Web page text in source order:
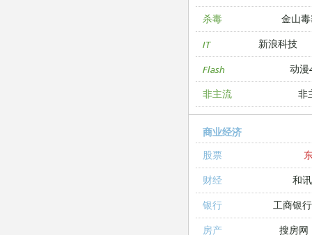
杀毒 金山
IT 新浪科技
Flash 动漫
非主流 非
商业经济
股票
财经 和
银行 工商银行
房产 搜房网